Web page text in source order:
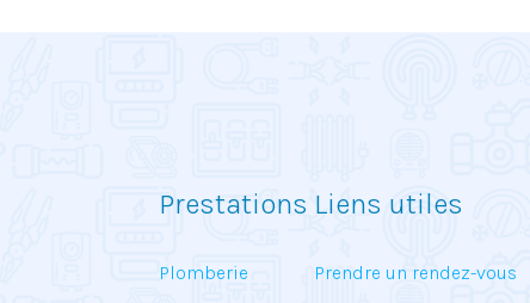
Prestations
Plomberie
Liens utiles
Prendre un rendez-vous